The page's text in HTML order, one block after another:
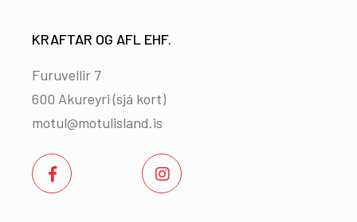
KRAFTAR OG AFL EHF.
Furuvellir 7
600 Akureyri (sjá kort)
motul@motulisland.is